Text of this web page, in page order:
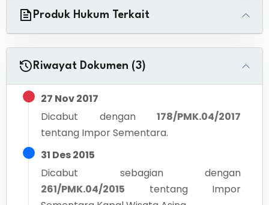
Produk Hukum Terkait
Riwayat Dokumen (3)
27 Nov 2017
Dicabut dengan
178/PMK.04/2017
tentang Impor Sementara.
31 Des 2015
Dicabut sebagian dengan
261/PMK.04/2015
tentang Impor